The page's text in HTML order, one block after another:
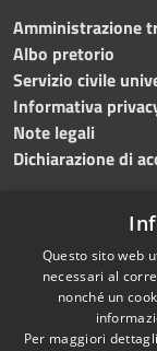
Amministrazione
Albo pretorio
Servizio civile
Informativa
Note legali
Dichiarazione di
RSS
Accessibilità
Cookie
Questo sito web
necessari al
nonché un
Per maggiori